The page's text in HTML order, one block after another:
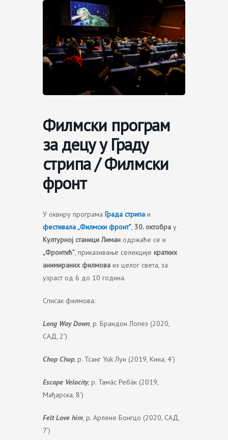
Филмски програм
за децу у Граду
стрипа / Филмски
фронт
У оквиру програма Града стрипа и
фестивала „Филмски фронт”, 30. октобра у
Културној станици Лиман одржаће се и
„Фронтић”, приказивање селекције кратких
анимираних филмова из целог света, за
узраст од 6 до 10 година.
Списак филмова:
Long Way Down, р. Брандон Лопез (2020,
САД, 2’)
Chop Chop, р. Тсанг Yuk Луи (2019, Кина, 4’)
Escape Velocity, р. Тамáс Ребáк (2019,
Мађарска, 8’)
Felt Love him, р. Арлене Бонгцо (2020, САД,
7’)